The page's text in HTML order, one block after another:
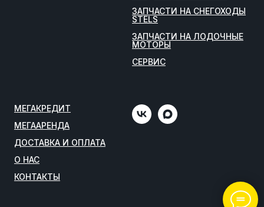
ЗАПЧАСТИ НА СНЕГОХОДЫ
STELS
ЗАПЧАСТИ НА ЛОДОЧНЫЕ
МОТОРЫ
СЕРВИС
МЕГАКРЕДИТ
МЕГААРЕНДА
ДОСТАВКА И ОПЛАТА
О НАС
КОНТАКТЫ